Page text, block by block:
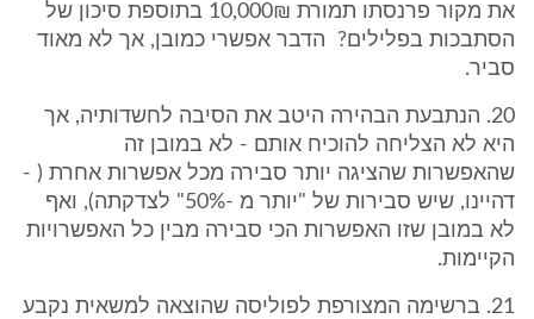
את מקור פרנסתו תמורת 10,000₪ בתוספת סיכון של
הסתבכות בפלילים? הדבר אפשרי כמובן, אך לא מאוד
סביר.
20. הנתבעת הבהירה היטב את הסיבה לחשדותיה, אך
היא לא הצליחה להוכיח אותם - לא במובן זה
שהאפשרות שהציגה יותר סבירה מכל אפשרות אחרת ( -
דהיינו, שיש סבירות של "יותר מ -50%" לצדקתה), ואף
לא במובן שזו האפשרות הכי סבירה מבין כל האפשרויות
הקיימות.
21. ברשימה המצורפת לפוליסה שהוצאה למשאית נקבע